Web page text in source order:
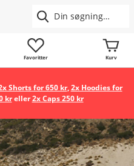
Favoritter Kurv
Shorts for 650 kr,2x Hoodies for
kreller2x Caps 250 kr